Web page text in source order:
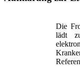
Die
lädt